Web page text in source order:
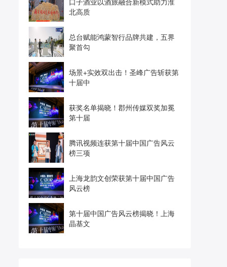
北高质
总台赋能鸿蒙智行品牌共建，五界
聚首勾
场景+实效双出击！圣峰广告斩获第
十届中
获奖名单揭晓！郡州传媒双奖加冕
第十届
腾讯视频连获第十届中国广告风云
榜三项
上海龙韵文创荣获第十届中国广告
风云榜
第十届中国广告风云榜揭晓！上海
晶基文